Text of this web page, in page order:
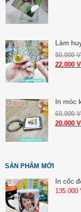
Làm
50.000
22.000
In móc
60.000
20.000
SẢN PHẨM MỚI
In cốc
135.000